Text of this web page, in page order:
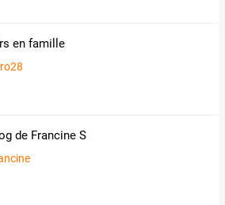
en famille
de Francine S